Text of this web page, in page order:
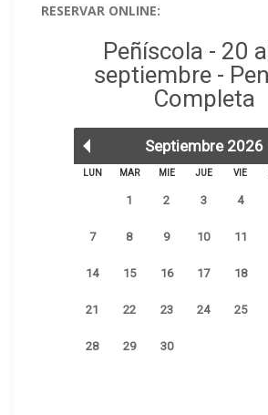
RESERVAR ONLINE: